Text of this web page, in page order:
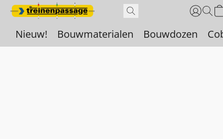
Nieuw! Bouwmaterialen Bouwdozen